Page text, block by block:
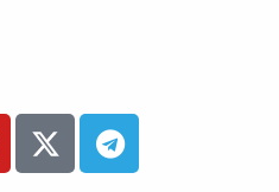
T
e